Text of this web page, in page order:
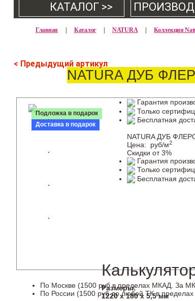
КАТАЛОГ >>
Главная Каталог NATURA Коллекция
< Предыдущий артикул
NATURA ДУБ
Подложка в подарок
Доставка в подарок
Гарантия
Только
Бесплатная
NATURA ДУБ
Цена:
руб/м2
Скидки от 3%
Гарантия
Только
Бесплатная
Размеры:
1220 х 180 х 5,5 мм
По Москве (1500 руб в пределах МКАД. За
По России (1500 руб до любой ТК в